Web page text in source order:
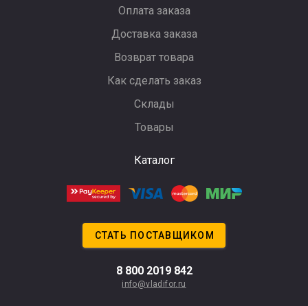
Оплата заказа
Доставка заказа
Возврат товара
Как сделать заказ
Склады
Товары
Каталог
СТАТЬ ПОСТАВЩИКОМ
8 800 2019 842
info@vladifor.ru